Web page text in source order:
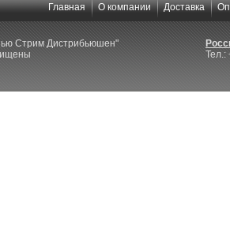
Главная О компании Доставка
Стрим Дистрибьюшен"
Тел.: